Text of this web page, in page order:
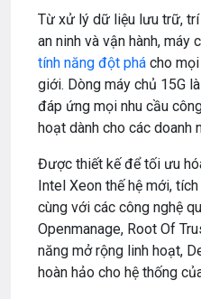
Từ xử lý dữ liệu lưu trữ,
an ninh và vận hành, máy
tính năng đột phá cho
giới. Dòng máy chủ 15G
đáp ứng mọi nhu cầu
hoạt dành cho các doanh
Được thiết kế để tối ưu
Intel Xeon thế hệ mới,
cùng với các công nghệ
Openmanage, Root Of
năng mở rộng linh hoạt,
hoàn hảo cho hệ thống